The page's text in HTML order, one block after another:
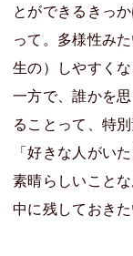
とができるきっ
って。多様性み
生の）しやすく
一方で、誰かを
ることって、特
「好きな人がい
素晴らしいこと
中に残しておき